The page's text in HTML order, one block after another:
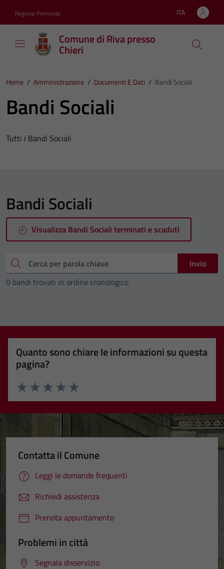
Regione Piemonte Lingua attiva:
ITA
Comune di Riva presso
Chieri
Home / Amministrazione / Documenti E Dati / Bandi Sociali
Bandi Sociali
Tutti i Bandi Sociali
Bandi Sociali
Visualizza Bandi Sociali terminati e scaduti
Cerca
Invio
0 bandi trovati in ordine cronologico
Quanto sono chiare le informazioni su questa
pagina?
Valuta 5 stelle su 5
Valuta 4 stelle su 5
Valuta 3 stelle su 5
Valuta 2 stelle su 5
Valuta 1 stelle su 5
Contatta il Comune
Leggi le domande frequenti
Richiedi assistenza
Prenota appuntamento
Problemi in città
Segnala disservizio